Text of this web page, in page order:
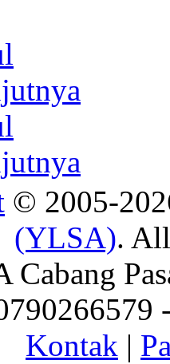
© 2005-
(YLSA).
Cabang
Kontak |